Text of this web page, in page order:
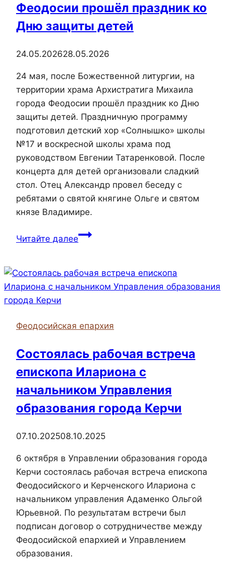
Феодосии прошёл праздник ко
Дню защиты детей
24.05.202628.05.2026
24 мая, после Божественной литургии, на
территории храма Архистратига Михаила
города Феодосии прошёл праздник ко Дню
защиты детей. Праздничную программу
подготовил детский хор «Солнышко» школы
№17 и воскресной школы храма под
руководством Евгении Татаренковой. После
концерта для детей организовали сладкий
стол. Отец Александр провел беседу с
ребятами о святой княгине Ольге и святом
князе Владимире.
Читайте далееНа
Архистратига
Михаила
прошёл
ко
Дню
защиты
детей
Феодосийская епархия
Состоялась рабочая встреча
епископа Илариона с
начальником Управления
образования города Керчи
07.10.202508.10.2025
6 октября в Управлении образования города
Керчи состоялась рабочая встреча епископа
Феодосийского и Керченского Илариона с
начальником управления Адаменко Ольгой
Юрьевной. По результатам встречи был
подписан договор о сотрудничестве между
Феодосийской епархией и Управлением
образования.